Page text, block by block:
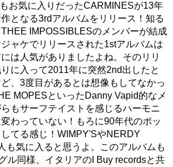
お気に入りだったCARMINESが13年
となる3rdアルバムをリリース！知る
IMPOSSIBLESのメンバーが結成
ャケでリリースされた1stアルバムは
は人気がありましたよね。そのリリ
に入って2011年に突然2nd出したと
、3度目があるとは想像もしてなかっ
MOPESといったDanny Vapid的なメ
もサーフテイストを感じるハーモニ
わっていない！もろに90年代のポッ
てる感じ！WIMPY'SやNERDY
も気に入ると思うよ。このアルバムも
ル同様、イタリアのI Buy recordsと共